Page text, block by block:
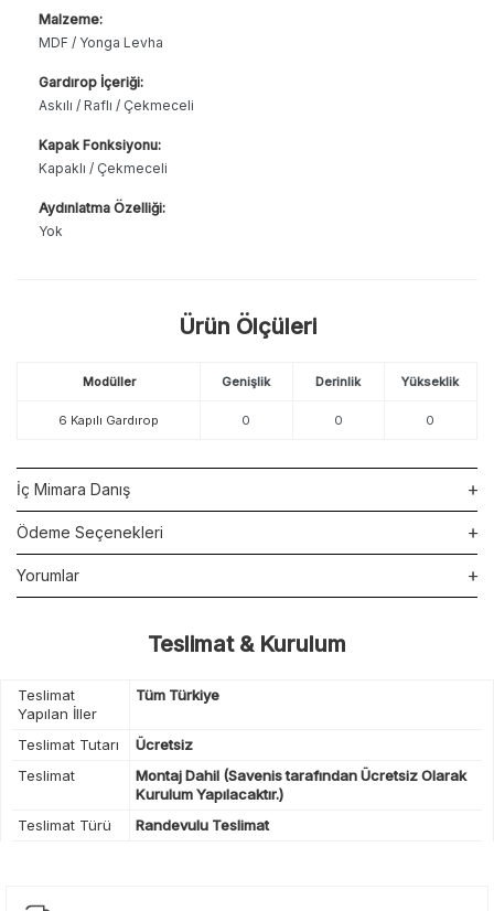
Malzeme:
MDF / Yonga Levha
Gardırop İçeriği:
Askılı / Raflı / Çekmeceli
Kapak Fonksiyonu:
Kapaklı / Çekmeceli
Aydınlatma Özelliği:
Yok
Ürün Ölçüleri
Modüller Genişlik Derinlik Yükseklik
6 Kapılı Gardırop 0 0 0
İç Mimara Danış
Ödeme Seçenekleri
Yorumlar
Teslimat & Kurulum
Teslimat
Yapılan İller
Tüm Türkiye
Teslimat Tutarı
Ücretsiz
Teslimat
Montaj Dahil (Savenis tarafından Ücretsiz Olarak
Kurulum Yapılacaktır.)
Teslimat Türü
Randevulu Teslimat